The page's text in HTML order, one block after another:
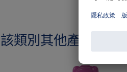
該類別其他產品